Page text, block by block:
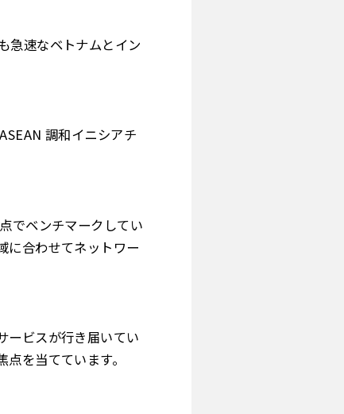
急速なベトナムとイン
調和イニシアチ
でベンチマークしてい
に合わせてネットワー
ービスが行き届いてい
を当てています。